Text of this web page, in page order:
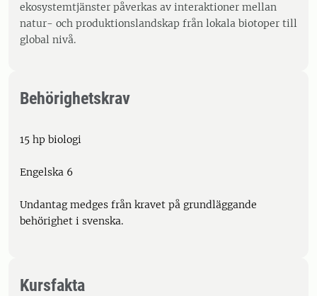
ekosystemtjänster påverkas av interaktioner mellan
natur- och produktionslandskap från lokala biotoper till
global nivå.
Behörighetskrav
15 hp biologi
Engelska 6
Undantag medges från kravet på grundläggande
behörighet i svenska.
Kursfakta